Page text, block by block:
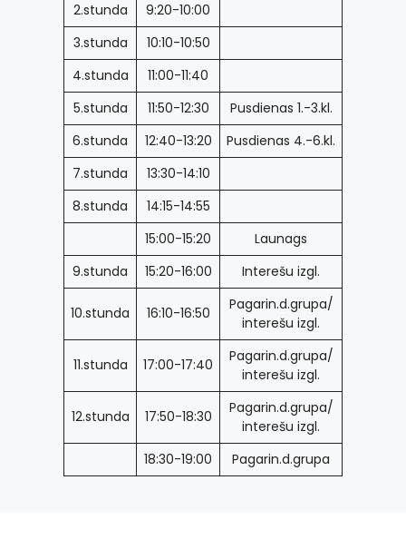
2.stunda
9:20-10:00
3.stunda
10:10-10:50
4.stunda
11:00-11:40
5.stunda
11:50-12:30
Pusdienas 1.-3.kl.
6.stunda
12:40-13:20
Pusdienas 4.-6.kl.
7.stunda
13:30-14:10
8.stunda
14:15-14:55
15:00-15:20
Launags
9.stunda
15:20-16:00 Interešu izgl.
10.stunda 16:10-16:50
Pagarin.d.grupa/
interešu izgl.
11.stunda 17:00-17:40
Pagarin.d.grupa/
interešu izgl.
12.stunda 17:50-18:30
Pagarin.d.grupa/
interešu izgl.
18:30-19:00
Pagarin.d.grupa